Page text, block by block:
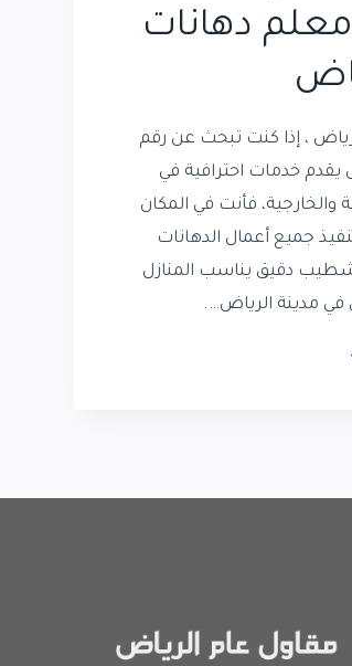
دهانات
، إذا كنت تبحث عن رقم
يقدم خدمات احترافية في
والخارجية، فأنت في المكان
جميع أعمال الدهانات
دقيق يناسب المنازل
في مدينة الرياض….